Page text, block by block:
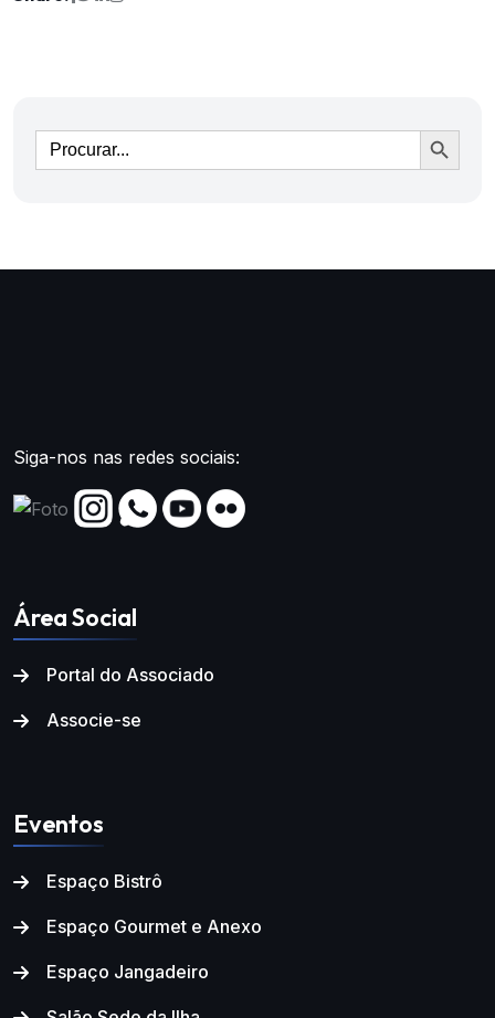
Ir
Siga-nos nas redes sociais:
Área Social
Portal do Associado
Associe-se
Eventos
Espaço Bistrô
Espaço Gourmet e Anexo
Espaço Jangadeiro